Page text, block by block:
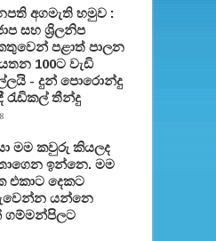
අගමැති හමුව :
සහ ශ්‍රිලනිප
පළාත් පාලන
100ට වැඩි
- දුන් පොරොන්දු
රැඩිකල් තීන්දු
මම කවුරු කියලද
ඉන්නෙ. මම
එකාට දෙකට
යන්නෙ
ගම්මන්පිලට